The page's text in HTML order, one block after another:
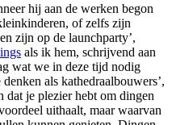
hij aan de werken begon
of zelfs zijn
zijn op de launchparty’,
als ik hem, schrijvend aan
wat we in deze tijd nodig
als kathedraalbouwers’,
dat je plezier hebt om dingen
uithaalt, maar waarvan